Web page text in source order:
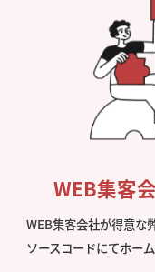
WEB集客
WEB集客会社が得意な
ソースコードにてホー